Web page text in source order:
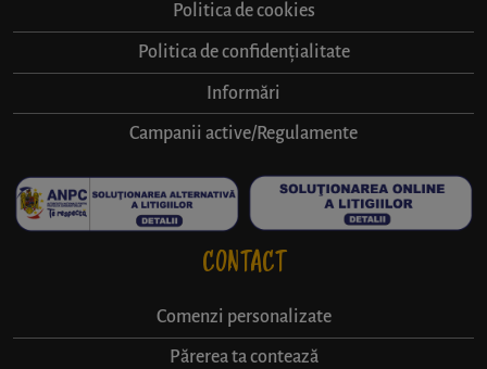
Politica de cookies
Politica de confidențialitate
Informări
Campanii active/Regulamente
CONTACT
Comenzi personalizate
Părerea ta contează